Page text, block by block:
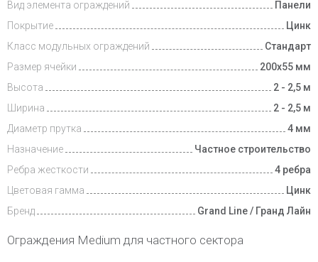
Вид элемента ограждений
Панели
Покрытие
Цинк
Класс модульных ограждений
Стандарт
Размер ячейки
200х55 мм
Высота
2 - 2,5 м
Ширина
2 - 2,5 м
Диаметр прутка
4 мм
Назначение
Частное строительство
Ребра жесткости
4 ребра
Цветовая гамма
Цинк
Бренд
Grand Line / Гранд Лайн
Ограждения Medium для частного сектора